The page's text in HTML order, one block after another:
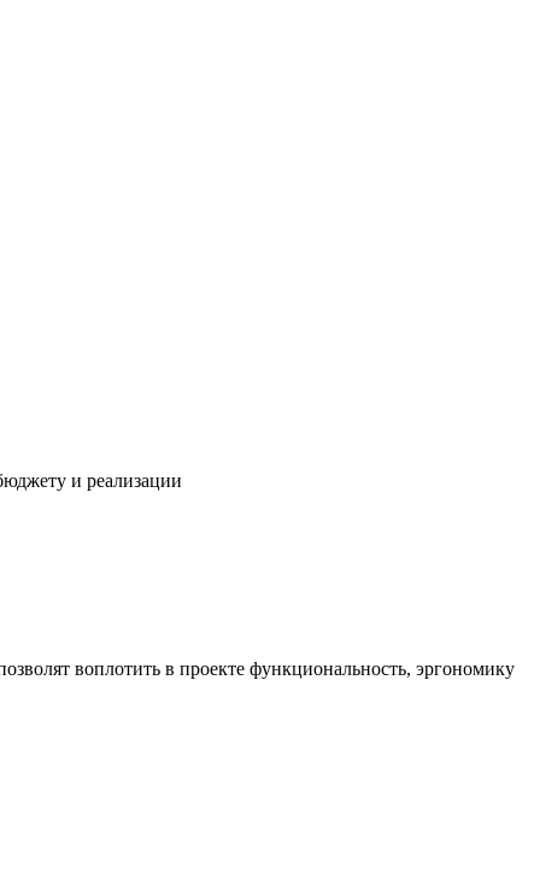
и реализации
воплотить в проекте функциональность, эргономику